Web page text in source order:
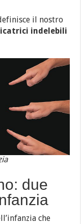
il nostro
indelebili
due
che